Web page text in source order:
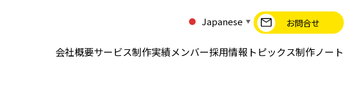
Japanese ▼ お問合せ
会社概要サービス制作実績メンバー採用情報 トピックス制作ノート